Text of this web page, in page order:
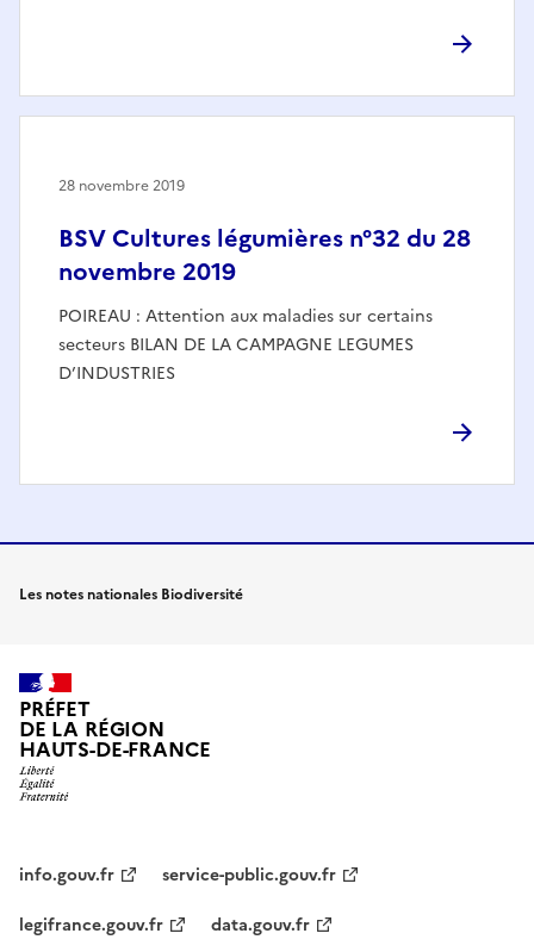
BSV Cultures légumières n°32 du 28
novembre 2019
POIREAU : Attention aux maladies sur certains
secteurs BILAN DE LA CAMPAGNE LEGUMES
D’INDUSTRIES
28 novembre 2019
Les notes nationales Biodiversité
PRÉFET
DE LA RÉGION
HAUTS-DE-FRANCE
info.gouv.fr
service-public.gouv.fr
legifrance.gouv.fr
data.gouv.fr